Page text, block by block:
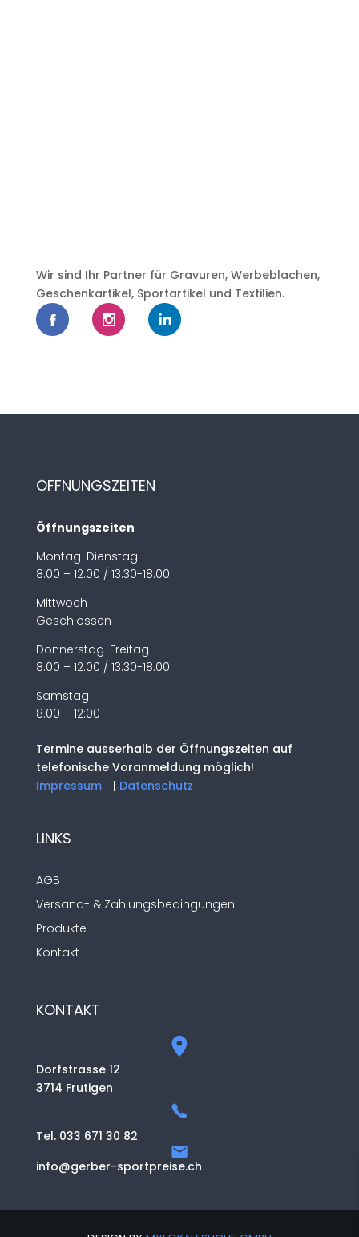
Wir sind Ihr Partner für Gravuren, Werbeblachen,
Geschenkartikel, Sportartikel und Textilien.
ÖFFNUNGSZEITEN
Öffnungszeiten
Montag-Dienstag
8.00 – 12:00 / 13.30-18.00
Mittwoch
Geschlossen
Donnerstag-Freitag
8.00 – 12:00 / 13.30-18.00
Samstag
8.00 – 12:00
Termine ausserhalb der Öffnungszeiten auf
telefonische Voranmeldung möglich!
Impressum
| Datenschutz
LINKS
AGB
Versand- & Zahlungsbedingungen
Produkte
Kontakt
KONTAKT
Dorfstrasse 12
3714 Frutigen
Tel. 033 671 30 82
info@gerber-sportpreise.ch